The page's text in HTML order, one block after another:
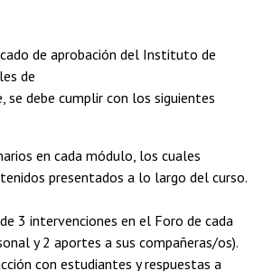
de aprobación del Instituto de
de
se debe cumplir con los siguientes
en cada módulo, los cuales
presentados a lo largo del curso.
3 intervenciones en el Foro de cada
y 2 aportes a sus compañeras/os).
con estudiantes y respuestas a